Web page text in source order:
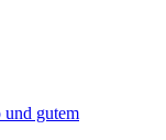
und gutem